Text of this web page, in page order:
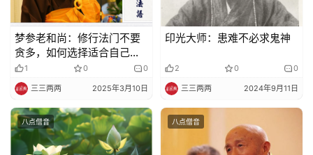
梦参老和尚：修行法门不要
贪多，如何选择适合自己的
法门？
1 0 0
三三两两 2025年3月10日
印光大师：患难不必求鬼神
2 0 0
三三两两 2024年9月11日
八点僧音 八点僧音